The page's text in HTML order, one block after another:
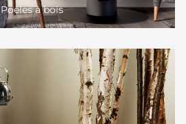
Poêles à bois